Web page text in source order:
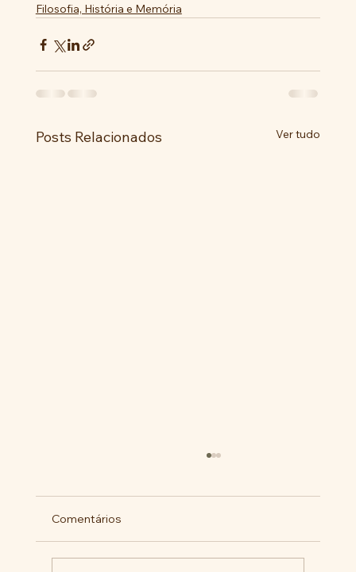
Filosofia, História e Memória
Posts Relacionados Ver tudo
Comentários